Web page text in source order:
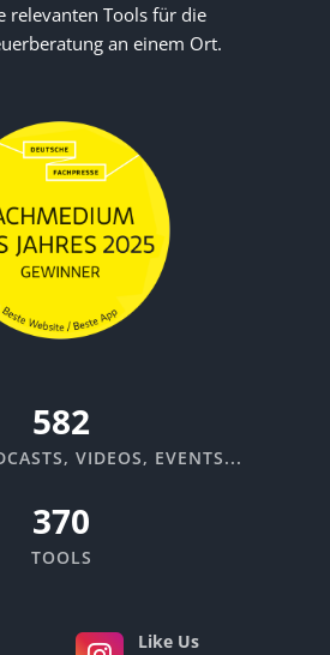
relevanten Tools für die
an einem Ort.
617
VIDEOS, EVENTS...
370
TOOLS
Like Us